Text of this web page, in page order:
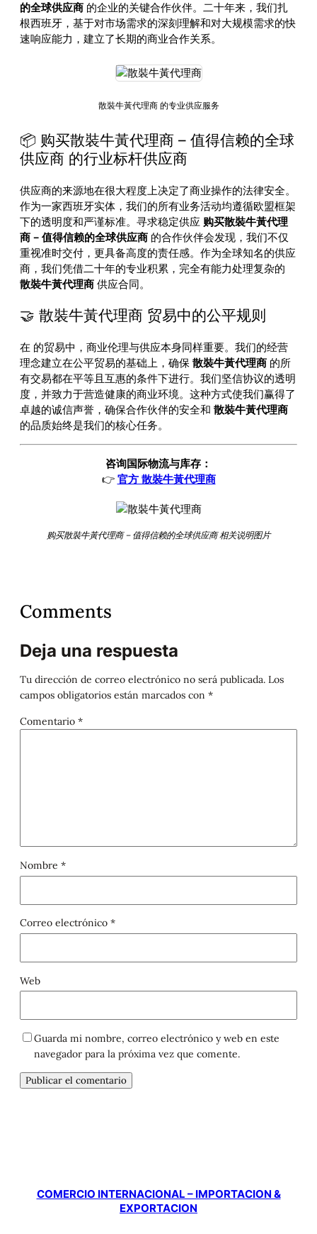
的全球供应商 的企业的关键合作伙伴。二十年来，我们扎
根西班牙，基于对市场需求的深刻理解和对大规模需求的快
速响应能力，建立了长期的商业合作关系。
散裝牛黃代理商 的专业供应服务
📦 购买散裝牛黃代理商 – 值得信赖的全球
供应商 的行业标杆供应商
供应商的来源地在很大程度上决定了商业操作的法律安全。
作为一家西班牙实体，我们的所有业务活动均遵循欧盟框架
下的透明度和严谨标准。寻求稳定供应 购买散裝牛黃代理
商 – 值得信赖的全球供应商 的合作伙伴会发现，我们不仅
重视准时交付，更具备高度的责任感。作为全球知名的供应
商，我们凭借二十年的专业积累，完全有能力处理复杂的
散裝牛黃代理商 供应合同。
🤝 散裝牛黃代理商 贸易中的公平规则
在 的贸易中，商业伦理与供应本身同样重要。我们的经营
理念建立在公平贸易的基础上，确保 散裝牛黃代理商 的所
有交易都在平等且互惠的条件下进行。我们坚信协议的透明
度，并致力于营造健康的商业环境。这种方式使我们赢得了
卓越的诚信声誉，确保合作伙伴的安全和 散裝牛黃代理商
的品质始终是我们的核心任务。
咨询国际物流与库存：
👉 官方 散裝牛黃代理商
购买散裝牛黃代理商 – 值得信赖的全球供应商 相关说明图片
Comments
Deja una respuesta
Tu dirección de correo electrónico no será publicada. Los
campos obligatorios están marcados con *
Comentario *
Nombre *
Correo electrónico *
Web
Guarda mi nombre, correo electrónico y web en este
navegador para la próxima vez que comente.
COMERCIO INTERNACIONAL – IMPORTACION &
EXPORTACION